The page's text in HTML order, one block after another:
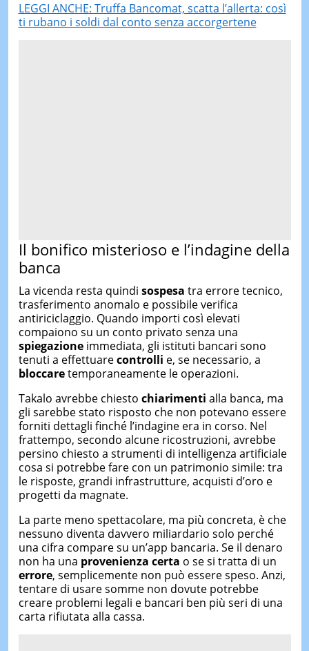
LEGGI ANCHE: Truffa Bancomat, scatta l’allerta: così
ti rubano i soldi dal conto senza accorgertene
Il bonifico misterioso e l’indagine della
banca
La vicenda resta quindi sospesa tra errore tecnico,
trasferimento anomalo e possibile verifica
antiriciclaggio. Quando importi così elevati
compaiono su un conto privato senza una
spiegazioneimmediata, gli istituti bancari sono
tenuti a effettuarecontrolli e, se necessario, a
bloccaretemporaneamente le operazioni.
Takalo avrebbe chiesto chiarimenti alla banca, ma
gli sarebbe stato risposto che non potevano essere
forniti dettagli finché l’indagine era in corso. Nel
frattempo, secondo alcune ricostruzioni, avrebbe
persino chiesto a strumenti di intelligenza artificiale
cosa si potrebbe fare con un patrimonio simile: tra
le risposte, grandi infrastrutture, acquisti d’oro e
progetti da magnate.
La parte meno spettacolare, ma più concreta, è che
nessuno diventa davvero miliardario solo perché
una cifra compare su un’app bancaria. Se il denaro
non ha una provenienza certa o se si tratta di un
errore, semplicemente non può essere speso. Anzi,
tentare di usare somme non dovute potrebbe
creare problemi legali e bancari ben più seri di una
carta rifiutata alla cassa.